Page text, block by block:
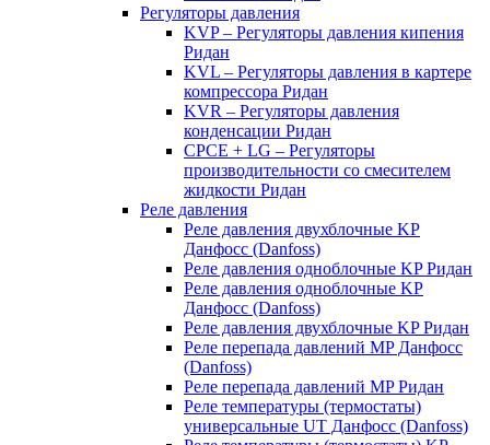
Регуляторы давления
KVP – Регуляторы давления кипения
Ридан
KVL – Регуляторы давления в картере
компрессора Ридан
KVR – Регуляторы давления
конденсации Ридан
CPCE + LG – Регуляторы
производительности со смесителем
жидкости Ридан
Реле давления
Реле давления двухблочные KP
Данфосс (Danfoss)
Реле давления одноблочные KP Ридан
Реле давления одноблочные KP
Данфосс (Danfoss)
Реле давления двухблочные KP Ридан
Реле перепада давлений MP Данфосс
(Danfoss)
Реле перепада давлений MP Ридан
Реле температуры (термостаты)
универсальные UT Данфосс (Danfoss)